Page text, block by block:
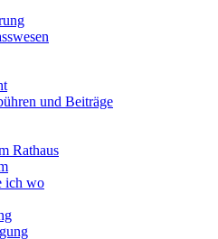
und Beiträge
Rathaus
ich wo